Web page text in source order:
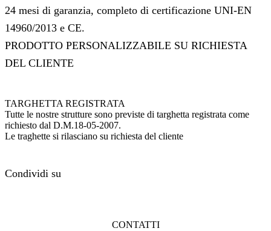
24 mesi di garanzia, completo di certificazione UNI-EN
14960/2013 e CE.
PRODOTTO PERSONALIZZABILE SU RICHIESTA
DEL CLIENTE
TARGHETTA REGISTRATA
Tutte le nostre strutture sono previste di targhetta registrata come
richiesto dal D.M.18-05-2007.
Le traghette si rilasciano su richiesta del cliente
Condividi su
CONTATTI